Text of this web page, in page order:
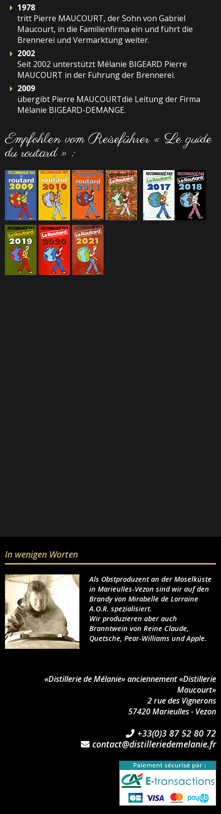
1978
tritt Pierre MAUCOURT, der Sohn von Gabriel
Maucourt, in die Familienfirma ein und führt die
Brennerei und Vermarktung weiter.
2002
Seit 2002 unterstützt Mélanie BIGEARD Pierre
MAUCOURT in der Führung der Brennerei.
2009
übergibt Pierre MAUCOURTdie Leitung der Firma
Mélanie BIGEARD-DEMANGE.
Empfohlen vom Reiseführer « Le guide
du routard » :
In wenigen Worten
Als Obstproduzent an der Moselküste
in Marieulles-Vezon sind wir auf den
Brandy von Mirabelle de Lorraine
A.O.R. spezialisiert.
Wir produzieren aber auch
Branntwein von Reine Claude,
Quetsche, Pear-Williams und Apple.
«Distillerie de Mélanie» anciennement «Distillerie
Maucourt»
2 rue des Vignerons
57420 Marieulles - Vezon
+33(0)3 87 52 80 72
contact@distilleriedemelanie.fr